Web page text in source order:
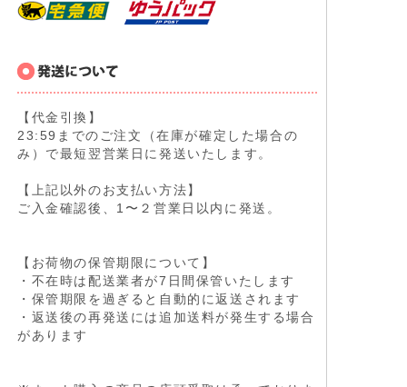
【代金引換】
23:59までのご注文（在庫が確定した場合の
み）で最短翌営業日に発送いたします。
【上記以外のお支払い方法】
ご入金確認後、1〜２営業日以内に発送。
【お荷物の保管期限について】
・不在時は配送業者が7日間保管いたします
・保管期限を過ぎると自動的に返送されます
・返送後の再発送には追加送料が発生する場合
があります